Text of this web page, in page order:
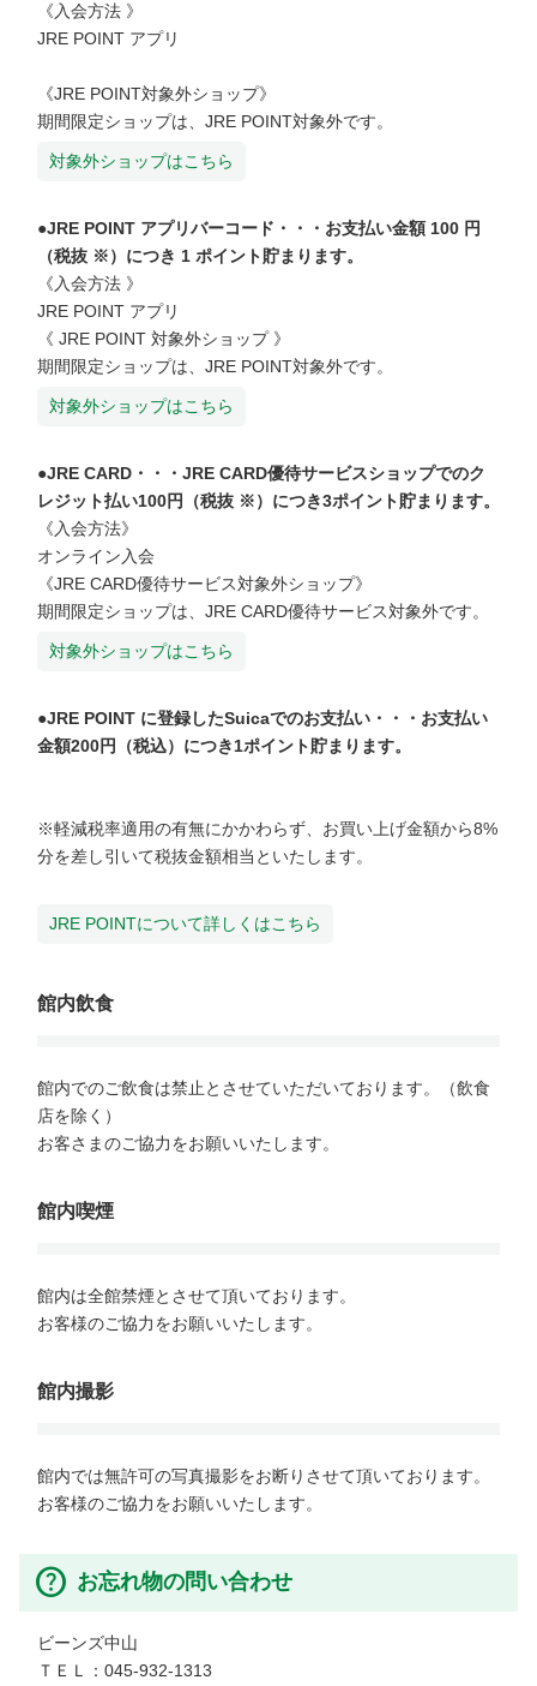
《入会方法 》
JRE POINT アプリ
《JRE POINT対象外ショップ》
対象外ショップはこちら
●JRE POINT アプリバーコード・・・お支払い金額 100 円
（税抜 ※）につき 1 ポイント貯まります。
《入会方法 》
JRE POINT アプリ
《 JRE POINT 対象外ショップ 》
対象外ショップはこちら
●JRE CARD・・・JRE CARD優待サービスショップでのク
レジット払い100円（税抜 ※）につき3ポイント貯まります。
《入会方法》
オンライン入会
《JRE CARD優待サービス対象外ショップ》
対象外ショップはこちら
●JRE POINT に登録したSuicaでのお支払い・・・お支払い
金額200円（税込）につき1ポイント貯まります。
※軽減税率適用の有無にかかわらず、お買い上げ金額から8%
分を差し引いて税抜金額相当といたします。
JRE POINTについて詳しくはこちら
館内飲食
館内でのご飲食は禁止とさせていただいております。（飲食
店を除く）
お客さまのご協力をお願いいたします。
館内喫煙
館内は全館禁煙とさせて頂いております。
お客様のご協力をお願いいたします。
館内撮影
館内では無許可の写真撮影をお断りさせて頂いております。
お客様のご協力をお願いいたします。
お忘れ物の問い合わせ
ビーンズ中山
ＴＥＬ：045-932-1313